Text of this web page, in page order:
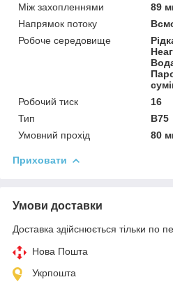
Між захопленнями
89
Напрямок потоку
Робоче середовище
Робочий тиск
16
Тип
В75
Умовний прохід
80
Приховати
Умови доставки
Доставка здійснюється тільки по
Нова Пошта
Укрпошта